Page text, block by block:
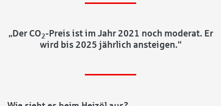
„Der CO2-Preis ist im Jahr 2021 noch moderat. Er
wird bis 2025 jährlich ansteigen.“